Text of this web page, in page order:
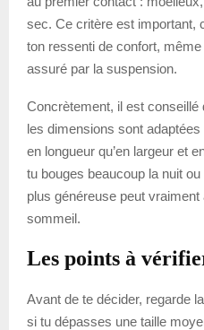
sec. Ce critère est important,
ton ressenti de confort,
assuré par la suspension.
Concrètement, il est conseillé
les dimensions sont
en longueur qu’en largeur et
tu bouges beaucoup la nuit
plus généreuse peut
sommeil.
Les points à
Avant de te décider, regarde
si tu dépasses une taille